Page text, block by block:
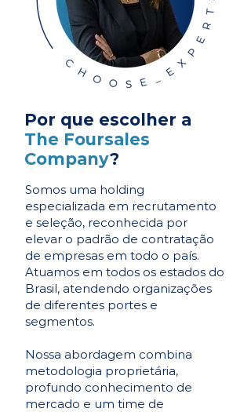
Por que escolher a
The Foursales
Company?
Somos uma holding
especializada em recrutamento
e seleção, reconhecida por
elevar o padrão de contratação
de empresas em todo o país.
Atuamos em todos os estados do
Brasil, atendendo organizações
de diferentes portes e
segmentos.
Nossa abordagem combina
metodologia proprietária,
profundo conhecimento de
mercado e um time de